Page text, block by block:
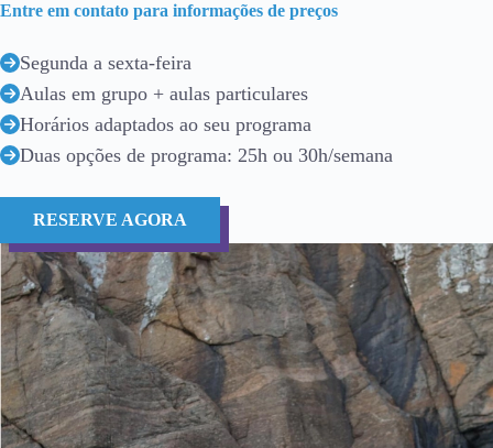
Entre em contato para informações de preços
Segunda a sexta-feira
Aulas em grupo + aulas particulares
Horários adaptados ao seu programa
Duas opções de programa: 25h ou 30h/semana
RESERVE AGORA